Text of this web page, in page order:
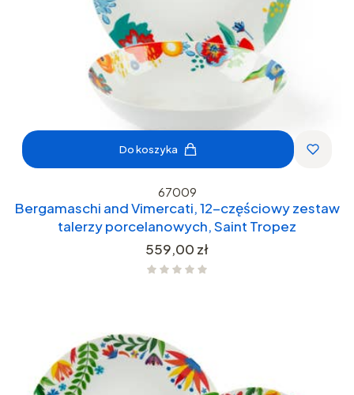
Do koszyka
67009
Bergamaschi and Vimercati, 12-częściowy zestaw
talerzy porcelanowych, Saint Tropez
Cena
559,00 zł